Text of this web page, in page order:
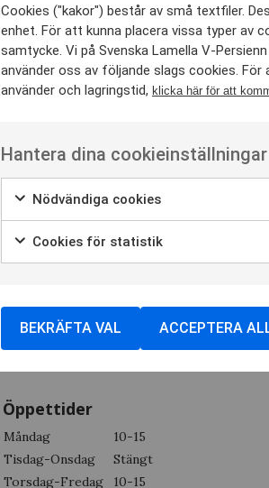
Öppettider
Måndag
10-15
Tisdag-Onsdag
Stängt
Torsdag-Fredag
10-15
Cookies ("kakor") består av små textfiler.
enhet. För att kunna placera vissa typer av
samtycke. Vi på Svenska Lamella V-
använder oss av följande slags cookies.
använder och lagringstid, klicka här för att
Hantera dina cookieinställningar
Nödvändiga cookies
Cookies för statistik
BEKRÄFTA VAL ACCEPTERA